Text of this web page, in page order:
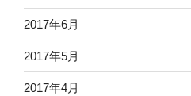
2017年6月
2017年5月
2017年4月